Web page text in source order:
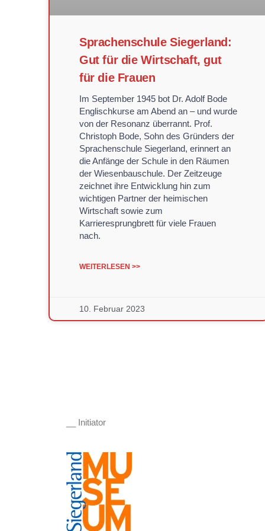
Sprachenschule Siegerland:
Gut für die Wirtschaft, gut
für die Frauen
Im September 1945 bot Dr. Adolf Bode
Englischkurse am Abend an – und wurde
von der Resonanz überrannt. Prof.
Christoph Bode, Sohn des Gründers der
Sprachenschule Siegerland, erinnert an
die Anfänge der Schule in den Räumen
der Wiesenbauschule. Der Zeitzeuge
zeichnet ihre Entwicklung hin zum
wichtigen Partner der heimischen
Wirtschaft sowie zum
Karrieresprungbrett für viele Frauen
nach.
WEITERLESEN >>
10. Februar 2023
__ Initiator